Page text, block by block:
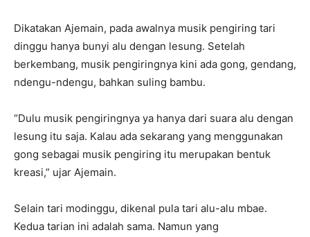
Dikatakan Ajemain, pada awalnya musik pengiring tari
dinggu hanya bunyi alu dengan lesung. Setelah
berkembang, musik pengiringnya kini ada gong, gendang,
ndengu-ndengu, bahkan suling bambu.
“Dulu musik pengiringnya ya hanya dari suara alu dengan
lesung itu saja. Kalau ada sekarang yang menggunakan
gong sebagai musik pengiring itu merupakan bentuk
kreasi,” ujar Ajemain.
Selain tari modinggu, dikenal pula tari alu-alu mbae.
Kedua tarian ini adalah sama. Namun yang